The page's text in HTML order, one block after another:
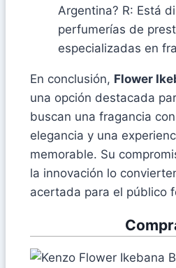
Argentina? R: Está
perfumerías de
especializadas en
En conclusión, Flower
una opción destacada
buscan una fragancia
elegancia y una
memorable. Su
la innovación lo
acertada para el público